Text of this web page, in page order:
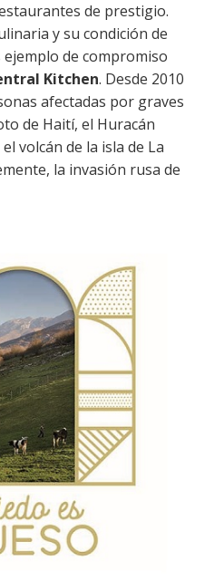
de prestigio.
y su condición de
de compromiso
Kitchen. Desde 2010
afectadas por graves
de Haití, el Huracán
volcán de la isla de La
la invasión rusa de